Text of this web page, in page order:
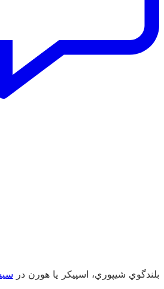
بلندگوي شيپوري، اسپيكر يا هورن در